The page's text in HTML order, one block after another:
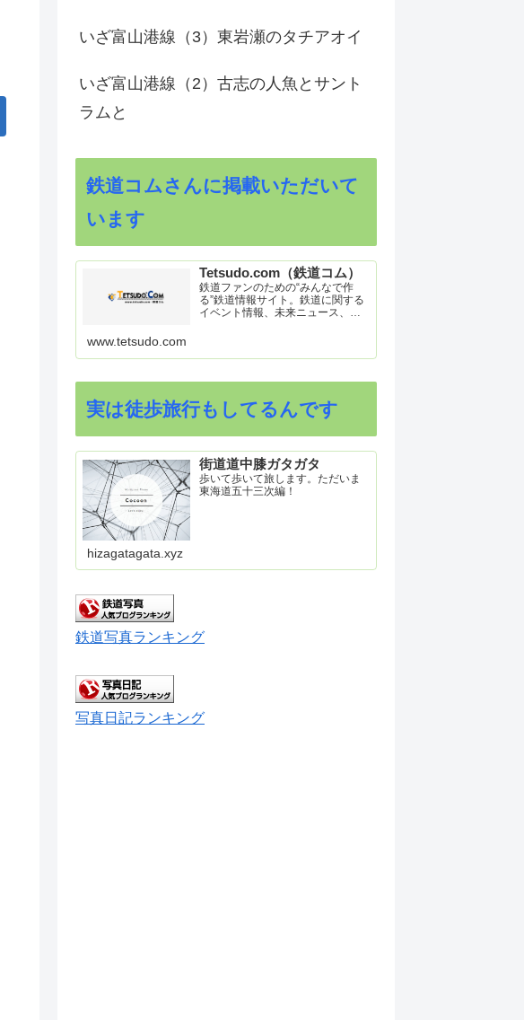
いざ富山港線（3）東岩瀬のタチアオイ
いざ富山港線（2）古志の人魚とサント
ラムと
鉄道コムさんに掲載いただいて
います
Tetsudo.com（鉄道コム）
鉄道ファンのための“みんなで作
る”鉄道情報サイト。鉄道に関する
イベント情報、未来ニュース、車
ク集や、参加型ゲーム「駅つなゲ
www.tetsudo.com
実は徒歩旅行もしてるんです
街道道中膝ガタガタ
歩いて歩いて旅します。ただいま
東海道五十三次編！
hizagatagata.xyz
鉄道写真ランキング
写真日記ランキング